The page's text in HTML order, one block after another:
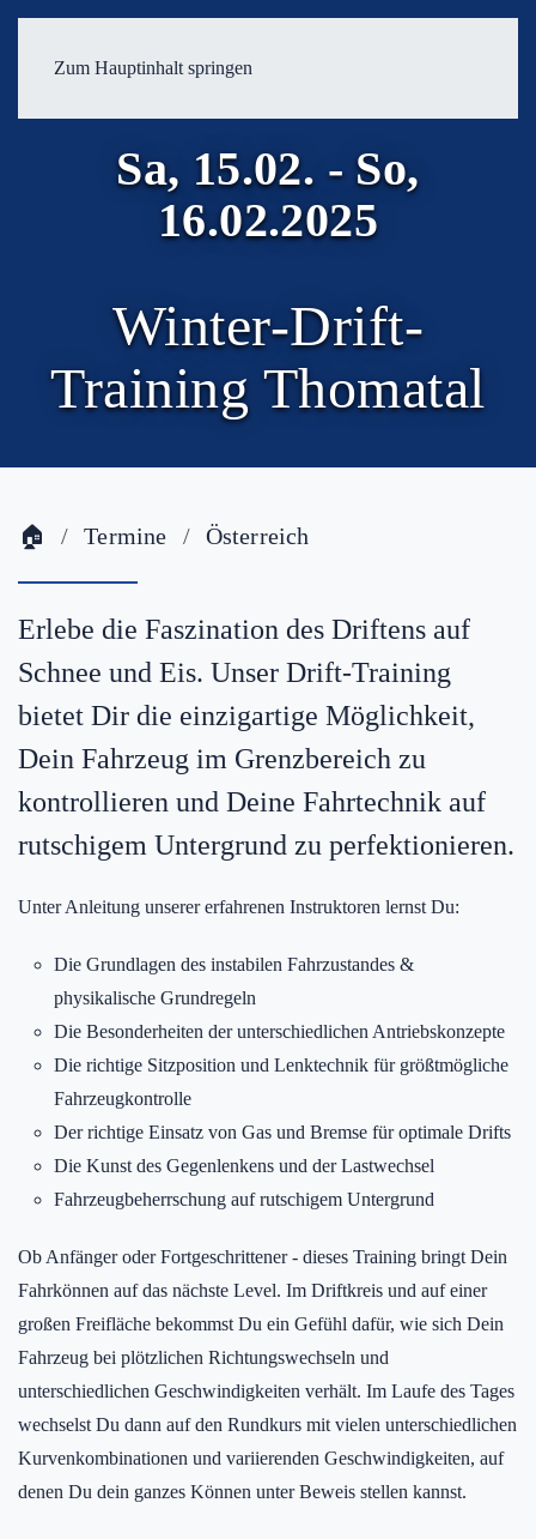
Zum Hauptinhalt springen
Sa, 15.02. - So,
16.02.2025
Winter-Drift-
Training Thomatal
🏠 Termine Österreich
Erlebe die Faszination des Driftens auf
Schnee und Eis. Unser Drift-Training
bietet Dir die einzigartige Möglichkeit,
Dein Fahrzeug im Grenzbereich zu
kontrollieren und Deine Fahrtechnik auf
rutschigem Untergrund zu perfektionieren.
Unter Anleitung unserer erfahrenen Instruktoren lernst Du:
Die Grundlagen des instabilen Fahrzustandes &
physikalische Grundregeln
Die Besonderheiten der unterschiedlichen Antriebskonzepte
Die richtige Sitzposition und Lenktechnik für größtmögliche
Fahrzeugkontrolle
Der richtige Einsatz von Gas und Bremse für optimale Drifts
Die Kunst des Gegenlenkens und der Lastwechsel
Fahrzeugbeherrschung auf rutschigem Untergrund
Ob Anfänger oder Fortgeschrittener - dieses Training bringt Dein
Fahrkönnen auf das nächste Level. Im Driftkreis und auf einer
großen Freifläche bekommst Du ein Gefühl dafür, wie sich Dein
Fahrzeug bei plötzlichen Richtungswechseln und
unterschiedlichen Geschwindigkeiten verhält. Im Laufe des Tages
wechselst Du dann auf den Rundkurs mit vielen unterschiedlichen
Kurvenkombinationen und variierenden Geschwindigkeiten, auf
denen Du dein ganzes Können unter Beweis stellen kannst.